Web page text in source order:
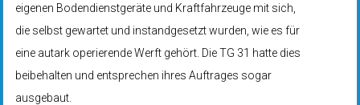
eigenen Bodendienstgeräte und Kraftfahrzeuge mit sich,
die selbst gewartet und instandgesetzt wurden, wie es für
eine autark operierende Werft gehört. Die TG 31 hatte dies
beibehalten und entsprechen ihres Auftrages sogar
ausgebaut.